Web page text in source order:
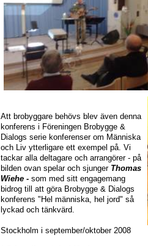
Att brobyggare behövs blev även denna
konferens i Föreningen Brobygge &
Dialogs serie konferenser om Människa
och Liv ytterligare ett exempel på. Vi
tackar alla deltagare och arrangörer - på
bilden ovan spelar och sjunger Thomas
Wiehe - som med sitt engagemang
bidrog till att göra Brobygge & Dialogs
konferens "Hel människa, hel jord" så
lyckad och tänkvärd.
Stockholm i september/oktober 2008